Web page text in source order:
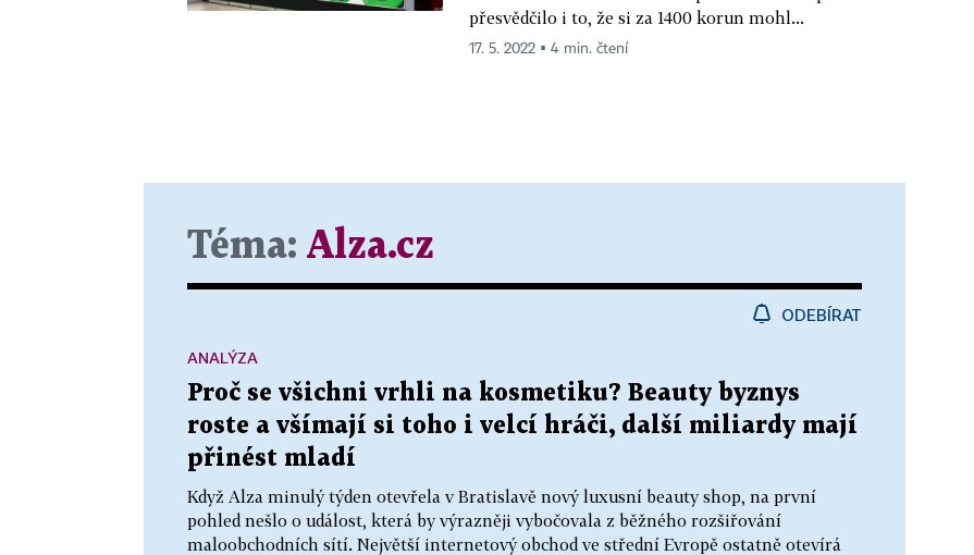
přesvědčilo i to, že si za 1400 korun mohl...
17. 5. 2022 ▪ 4 min. čtení
Téma: Alza.cz
ODEBÍRAT
Proč se všichni vrhli na kosmetiku? Beauty byznys
roste a všímají si toho i velcí hráči, další miliardy mají
přinést mladí
Když Alza minulý týden otevřela v Bratislavě nový luxusní beauty shop, na první
pohled nešlo o událost, která by výrazněji vybočovala z běžného rozšiřování
maloobchodních sítí. Největší internetový obchod ve střední Evropě ostatně otevírá
ANALÝZA